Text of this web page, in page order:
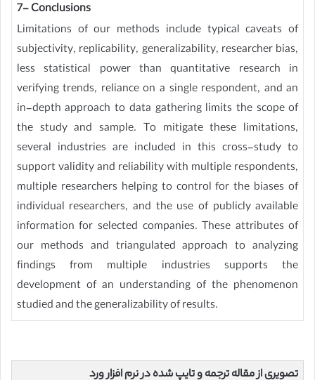
7- Conclusions
Limitations of our methods include typical caveats of
subjectivity, replicability, generalizability, researcher bias,
less statistical power than quantitative research in
verifying trends, reliance on a single respondent, and an
in-depth approach to data gathering limits the scope of
the study and sample. To mitigate these limitations,
several industries are included in this cross-study to
support validity and reliability with multiple respondents,
multiple researchers helping to control for the biases of
individual researchers, and the use of publicly available
information for selected companies. These attributes of
our methods and triangulated approach to analyzing
findings from multiple industries supports the
development of an understanding of the phenomenon
studied and the generalizability of results.
تصویری از مقاله ترجمه و تایپ شده در نرم افزار ورد